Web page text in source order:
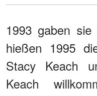
1993 gaben
hießen 1995
Stacy Keach
Keach